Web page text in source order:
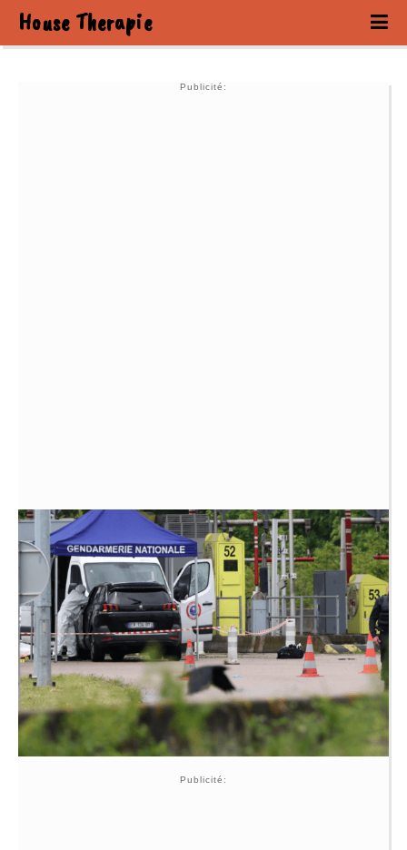
House Therapie
Publicité:
Publicité: